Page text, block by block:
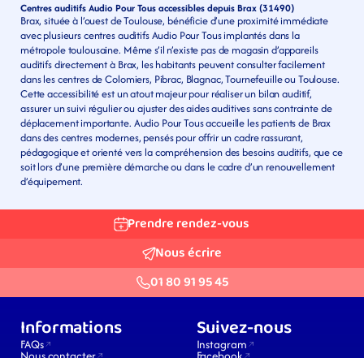
Centres auditifs Audio Pour Tous accessibles depuis Brax (31490)
Brax, située à l’ouest de Toulouse, bénéficie d’une proximité immédiate
avec plusieurs centres auditifs Audio Pour Tous implantés dans la
métropole toulousaine. Même s’il n’existe pas de magasin d’appareils
auditifs directement à Brax, les habitants peuvent consulter facilement
dans les centres de Colomiers, Pibrac, Blagnac, Tournefeuille ou Toulouse.
Cette accessibilité est un atout majeur pour réaliser un bilan auditif,
assurer un suivi régulier ou ajuster des aides auditives sans contrainte de
déplacement importante. Audio Pour Tous accueille les patients de Brax
dans des centres modernes, pensés pour offrir un cadre rassurant,
pédagogique et orienté vers la compréhension des besoins auditifs, que ce
soit lors d’une première démarche ou dans le cadre d’un renouvellement
d’équipement.
Prendre rendez-vous
Nous écrire
01 80 91 95 45
Informations
FAQs
Suivez-nous
Instagram